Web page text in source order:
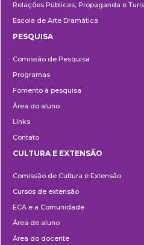
Relações Públicas, Propaganda e
Escola de Arte Dramática
PESQUISA
Comissão de Pesquisa
Programas
Fomento à pesquisa
Área do aluno
Links
Contato
e
Extensão
CULTURA E EXTENSÃO
Comissão de Cultura e Extensão
Cursos de extensão
ECA e a Comunidade
Área de aluno
Área do docente